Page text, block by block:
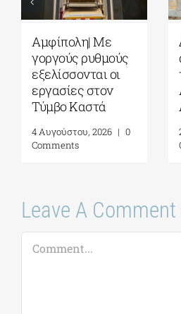
Αυγουστιάτικη
Πανσέληνος 2026:
Η Σελήνη από
τους αρχαίους
μύθους στα
της Ελλάδας
Leave A Comment